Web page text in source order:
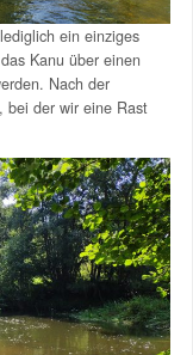
ein einziges
Kanu über einen
Nach der
bei der wir eine Rast